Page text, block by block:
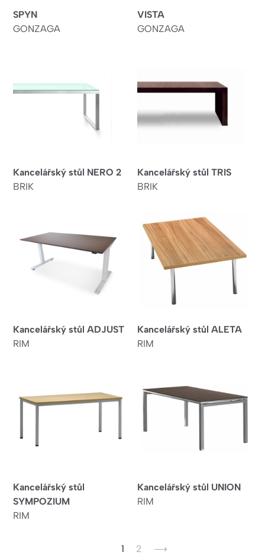
SPYN
GONZAGA
VISTA
GONZAGA
Kancelářský stůl NERO 2
BRIK
Kancelářský stůl TRIS
BRIK
Kancelářský stůl ADJUST
RIM
Kancelářský stůl ALETA
RIM
Kancelářský stůl
SYMPOZIUM
RIM
Kancelářský stůl UNION
RIM
Aktuální
1 Page
2
Následující
⟶